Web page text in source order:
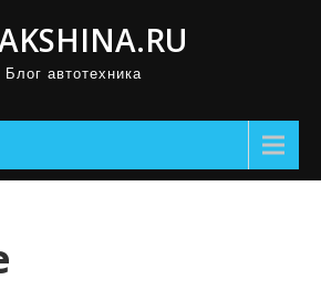
Блог автотехника